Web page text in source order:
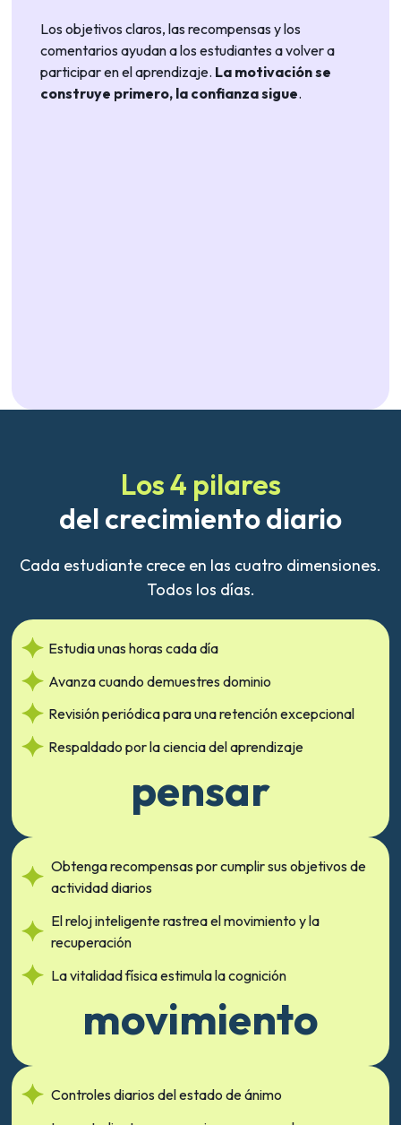
Los objetivos claros, las recompensas y los
comentarios ayudan a los estudiantes a volver a
participar en el aprendizaje. La motivación se
construye primero, la confianza sigue.
Los 4 pilares
del crecimiento diario
Cada estudiante crece en las cuatro dimensiones.
Todos los días.
Estudia unas horas cada día
Avanza cuando demuestres dominio
Revisión periódica para una retención excepcional
Respaldado por la ciencia del aprendizaje
pensar
Obtenga recompensas por cumplir sus objetivos de
actividad diarios
El reloj inteligente rastrea el movimiento y la
recuperación
La vitalidad física estimula la cognición
movimiento
Controles diarios del estado de ánimo